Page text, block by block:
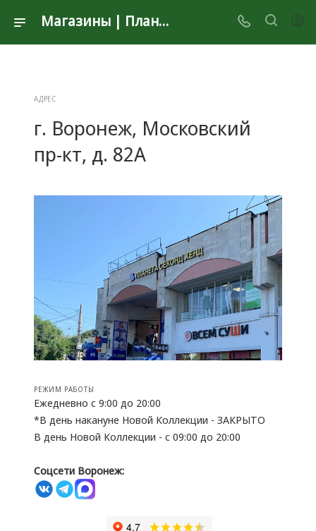
Магазины | Планета Секонд Хенд
АДРЕС
г. Воронеж, Московский
пр-кт, д. 82А
РЕЖИМ РАБОТЫ
Ежедневно с 9:00 до 20:00
*В день накануне Новой Коллекции - ЗАКРЫТО
В день Новой Коллекции - с 09:00 до 20:00
Соцсети Воронеж: